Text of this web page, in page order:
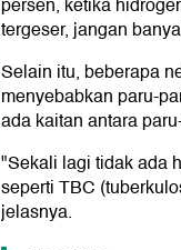
persen, ketika
tergeser, jangan
Selain itu, beberapa
menyebabkan paru-
ada kaitan antara
"Sekali lagi tidak ada
seperti TBC
jelasnya.